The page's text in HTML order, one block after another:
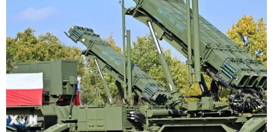
TIN CÙNG CHUYÊN MỤC
Quảng Trị bảo tồn di tích và hệ thống
mạch nước ngầm ở 14 giếng cổ xã
Cồn Tiên